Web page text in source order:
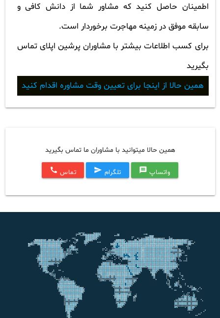
اطمینان حاصل کنید که مشاور شما از دانش کافی و
سابقه موفق در زمینه مهاجرت برخوردار است.
برای کسب اطلاعات بیشتر با مشاوران پرشین اپلای تماس
بگیرید
همین حالا از اینجا برای تعیین وقت مشاوره اقدام کنید
همین حالا میتوانید با مشاوران ما تماس بگیرید
واتساپ message تلگرام send تماس call